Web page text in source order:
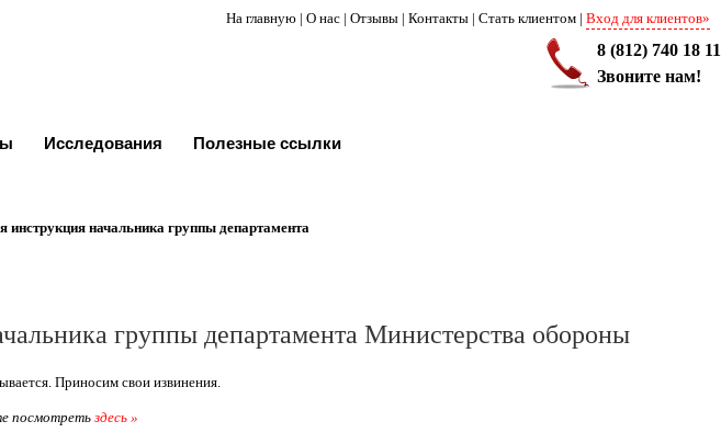
На главную | О нас | Отзывы | Контакты | Стать клиентом | Вход для клиентов»
8 (812) 740 18 11
Звоните нам!
Исследования Полезные ссылки
инструкция начальника группы департамента
группы департамента Министерства обороны
Приносим свои извинения.
посмотретьздесь »